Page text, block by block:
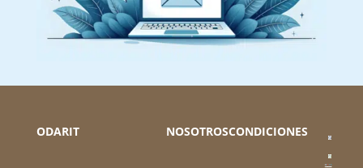
ODARIT NOSOTROSCONDICIONES